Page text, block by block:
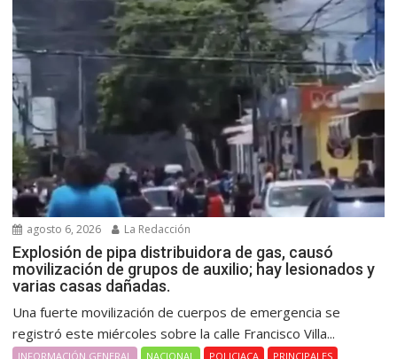
agosto 6, 2026 La Redacción
Explosión de pipa distribuidora de gas, causó
movilización de grupos de auxilio; hay lesionados y
varias casas dañadas.
Una fuerte movilización de cuerpos de emergencia se
registró este miércoles sobre la calle Francisco Villa...
INFORMACIÓN GENERAL NACIONAL POLICIACA PRINCIPALES